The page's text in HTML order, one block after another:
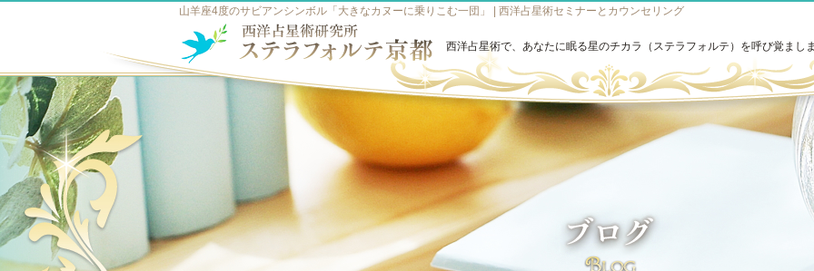
山羊座4度のサビアンシンボル「大きなカヌーに乗りこむ一団」 | 西洋占星術セミナーとカウンセリング
西洋占星術で、あなたに眠る星のチカラ（ステラフォルテ）を呼び覚まし